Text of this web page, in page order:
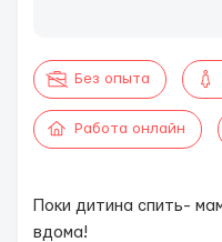
Без опыта
Работа онлайн
Поки дитина спить-
вдома!